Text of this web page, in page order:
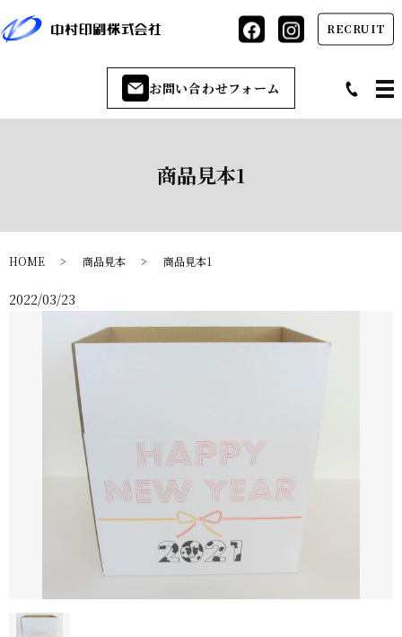
お問い合わせフォーム
RECRUIT
商品見本1
HOME 商品見本 商品見本1
2022/03/23